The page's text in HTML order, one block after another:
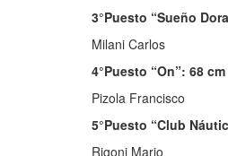
3°Puesto “Sueño
Milani Carlos
4°Puesto “On”: 68 cm
Pizola Francisco
5°Puesto “Club
Rigoni Mario